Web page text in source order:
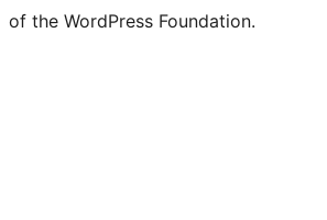
of the WordPress Foundation.